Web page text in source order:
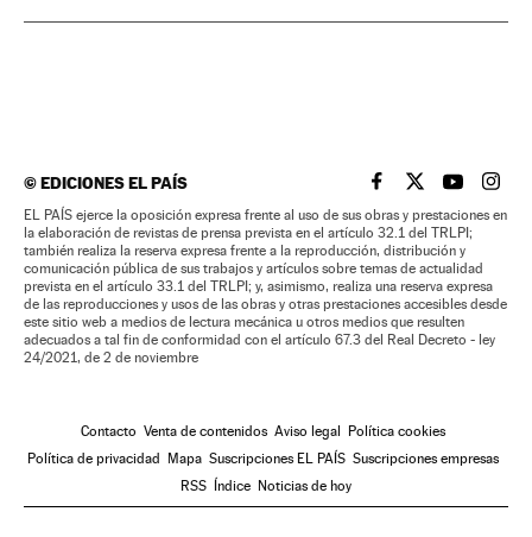
©EDICIONES EL PAÍS EL PAÍS BRASIL EN
EL PAÍSEL PAÍS
EL
EL PAÍS ejerce la oposición expresa frente al uso de sus obras y prestaciones en
la elaboración de revistas de prensa prevista en el artículo 32.1 del TRLPI;
también realiza la reserva expresa frente a la reproducción, distribución y
comunicación pública de sus trabajos y artículos sobre temas de actualidad
prevista en el artículo 33.1 del TRLPI; y, asimismo, realiza una reserva expresa
de las reproducciones y usos de las obras y otras prestaciones accesibles desde
este sitio web a medios de lectura mecánica u otros medios que resulten
adecuados a tal fin de conformidad con el artículo 67.3 del Real Decreto - ley
24/2021, de 2 de noviembre
Contacto Venta de contenidos Aviso legal
Política cookies
Política de privacidad
Mapa Suscripciones EL PAÍS Suscripciones empresas
RSS
Índice Noticias de hoy